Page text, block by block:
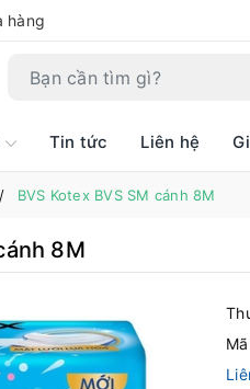
hàng
Tin tức Liên hệ
BVS Kotex BVS SM cánh 8M
8M